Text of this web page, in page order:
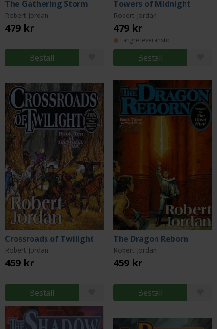
The Gathering Storm
Robert Jordan
479 kr
Beställ
Towers of Midnight
Robert Jordan
479 kr
Längre leveranstid
Beställ
Crossroads of Twilight
Robert Jordan
459 kr
Beställ
The Dragon Reborn
Robert Jordan
459 kr
Beställ